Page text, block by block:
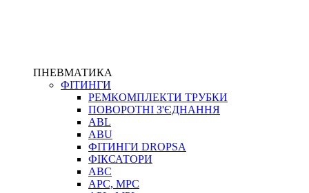
ПНЕВМАТИКА
ФІТИНГИ
РЕМКОМПЛЕКТИ ТРУБКИ
ПОВОРОТНІ З'ЄДНАННЯ
ABL
ABU
ФІТИНГИ DROPSA
ФІКСАТОРИ
ABC
APC, MPC